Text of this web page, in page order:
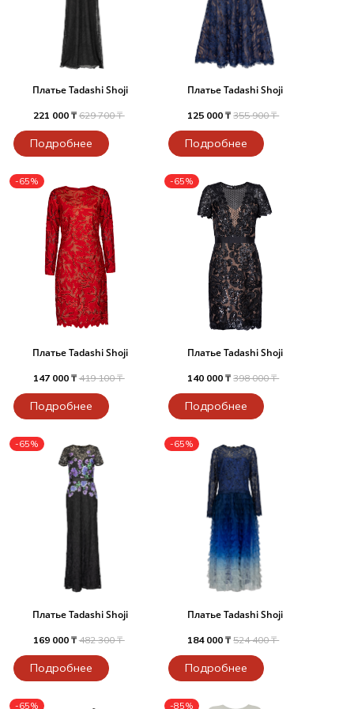
Платье Tadashi Shoji
221 000 ₸ 629 700 ₸
Подробнее
Платье Tadashi Shoji
125 000 ₸355 900 ₸
Подробнее
-65%
Платье Tadashi Shoji
147 000 ₸ 419 100 ₸
Подробнее
-65%
Платье Tadashi Shoji
140 000 ₸398 000 ₸
Подробнее
-65%
Платье Tadashi Shoji
169 000 ₸ 482 300 ₸
Подробнее
-65%
Платье Tadashi Shoji
184 000 ₸524 400 ₸
Подробнее
-65% -85%